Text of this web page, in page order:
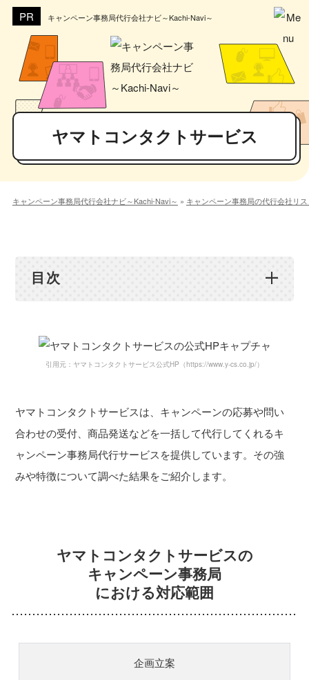
キャンペーン事務局代行会社ナビ～Kachi-Navi～
ヤマトコンタクトサービス
キャンペーン事務局代行会社ナビ～Kachi-Navi～ » キャンペーン事務局の代行会社リ
目次
引用元：ヤマトコンタクトサービス公式HP（https://www.y-cs.co.jp/）
ヤマトコンタクトサービスは、キャンペーンの応募や問い
合わせの受付、商品発送などを一括して代行してくれるキ
ャンペーン事務局代行サービスを提供しています。その強
みや特徴について調べた結果をご紹介します。
ヤマトコンタクトサービスの
キャンペーン事務局
における対応範囲
企画立案